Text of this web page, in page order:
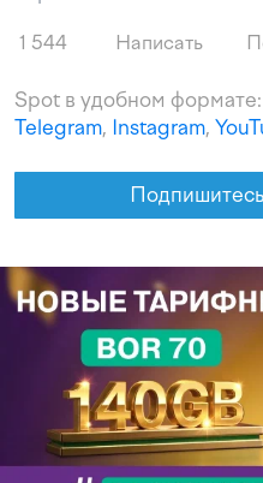
1 544 Написать
Spot в удобном формате:
Telegram, Instagram,